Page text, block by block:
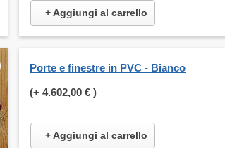
+ Aggiungi al carrello
Porte e finestre in PVC - Bianco
(+ 4.602,00 € )
+ Aggiungi al carrello